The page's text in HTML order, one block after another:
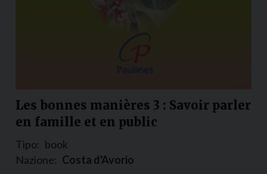
Les bonnes manières 3 : Savoir parler
en famille et en public
Tipo: book
Nazione: Costa d'Avorio